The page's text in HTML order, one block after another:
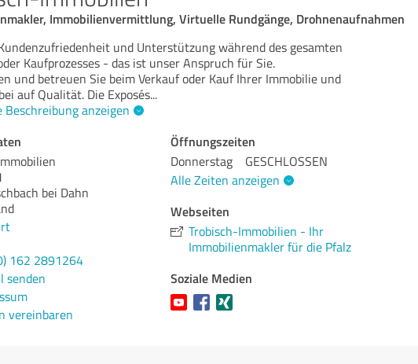
Immobilienvermittlung, Virtuelle Rundgänge, Drohnenaufnahmen
und Unterstützung während des gesamten
Kaufprozesses - das ist unser Anspruch für Sie.
und betreuen Sie beim Verkauf oder Kauf Ihrer Immobilie und
auf Qualität. Die Exposés...
Beschreibung anzeigen
bei Dahn
162 2891264
senden
vereinbaren
Öffnungszeiten
Donnerstag
GESCHLOSSEN
Alle Zeiten anzeigen
Webseiten
Trobisch-Immobilien - Ihr
Immobilienmakler für die Pfalz
Soziale Medien